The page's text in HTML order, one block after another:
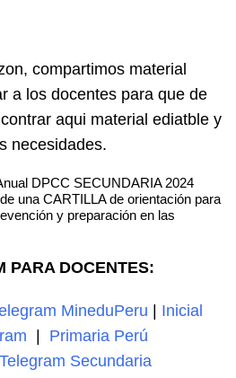
compartimos material
a los docentes para que de
aqui material ediatble y
necesidades.
DPCC SECUNDARIA 2024
una CARTILLA de orientación para
y preparación en las
PARA DOCENTES:
MineduPeru
Inicial
Primaria Perú
Telegram Secundaria